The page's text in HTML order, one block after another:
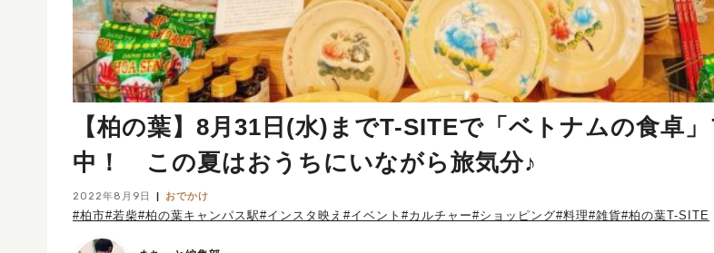
【柏の葉】8月31日(水)までT-SITEで「ベトナムの食卓
中！ この夏はおうちにいながら旅気分♪
2022年8月9日 おでかけ
#柏市#若柴#柏の葉キャンパス駅#インスタ映え #イベント #カルチャー#ショッピング#料理#雑貨#柏の葉T-SITE